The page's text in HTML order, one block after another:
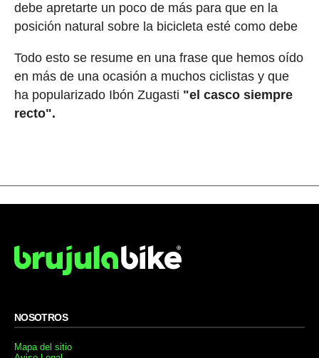
debe apretarte un poco de más para que en la
posición natural sobre la bicicleta esté como debe
Todo esto se resume en una frase que hemos oído
en más de una ocasión a muchos ciclistas y que
ha popularizado Ibón Zugasti "el casco siempre
recto".
NOSOTROS
Mapa del sitio